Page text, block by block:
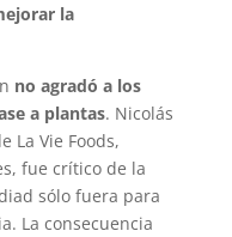
la
no agradó a los
a plantas. Nicolás
La Vie Foods,
fue crítico de la
sólo fuera para
La consecuencia